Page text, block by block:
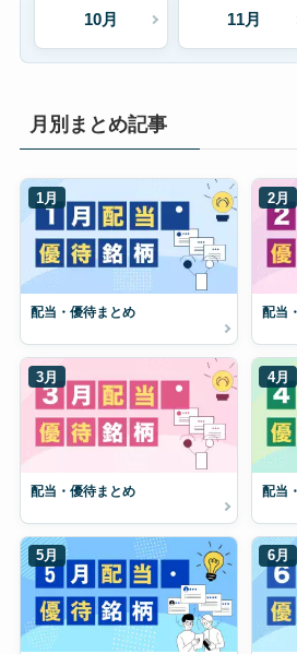
10月 11月
月別まとめ記事
1月
配当・優待まとめ
2月
配当
3月
配当・優待まとめ
4月
配当
5月 6月